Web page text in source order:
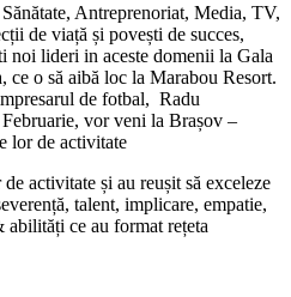
Antreprenoriat, Media, TV,
de viață și povești de succes,
noi lideri in aceste domenii la Gala
o să aibă loc la Marabou Resort.
de fotbal, Radu
vor veni la Brașov –
lor de activitate
activitate și au reușit să exceleze
talent, implicare, empatie,
ce au format rețeta